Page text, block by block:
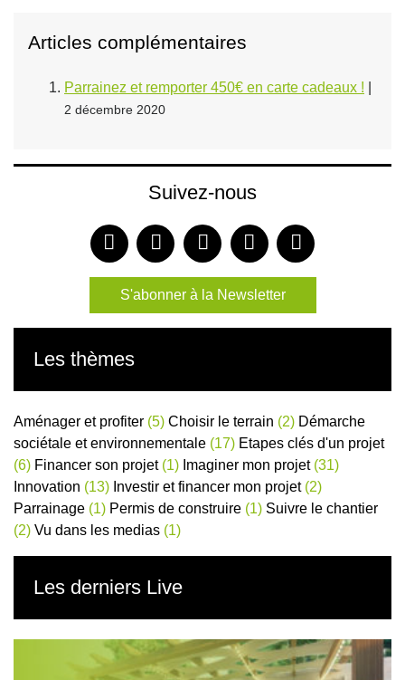
Articles complémentaires
Parrainez et remporter 450€ en carte cadeaux !
2 décembre 2020
Suivez-nous
S'abonner à la Newsletter
Les thèmes
Aménager et profiter (5) Choisir le terrain (2) Démarche
sociétale et environnementale (17) Etapes clés d'un projet
(6) Financer son projet(1) Imaginer mon projet(31)
Innovation (13) Investir et financer mon projet(2)
Parrainage (1) Permis de construire (1) Suivre le chantier
(2) Vu dans les medias (1)
Les derniers Live